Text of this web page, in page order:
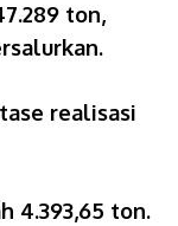
ton,
realisasi
4.393,65 ton.